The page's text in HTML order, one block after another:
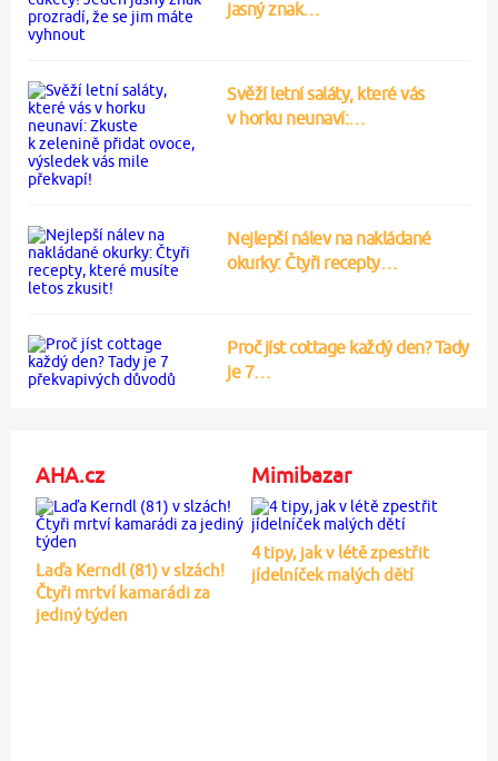
jasný znak…
Svěží letní saláty, které vás
v horku neunaví:…
Nejlepší nálev na nakládané
okurky: Čtyři recepty…
Proč jíst cottage každý den? Tady
je 7…
AHA.cz
Laďa Kerndl (81) v slzách!
Čtyři mrtví kamarádi za
jediný týden
Mimibazar
4 tipy, jak v létě zpestřit
jídelníček malých dětí